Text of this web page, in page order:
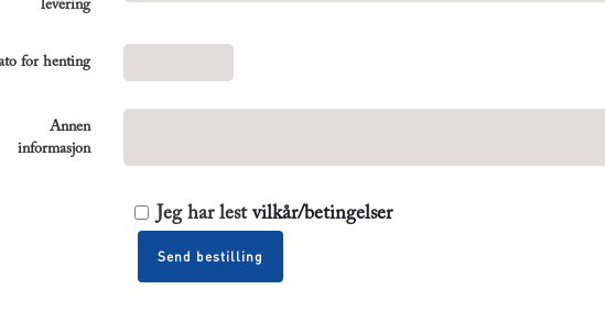
levering
for henting
Annen
informasjon
Jeg har lest vilkår/betingelser